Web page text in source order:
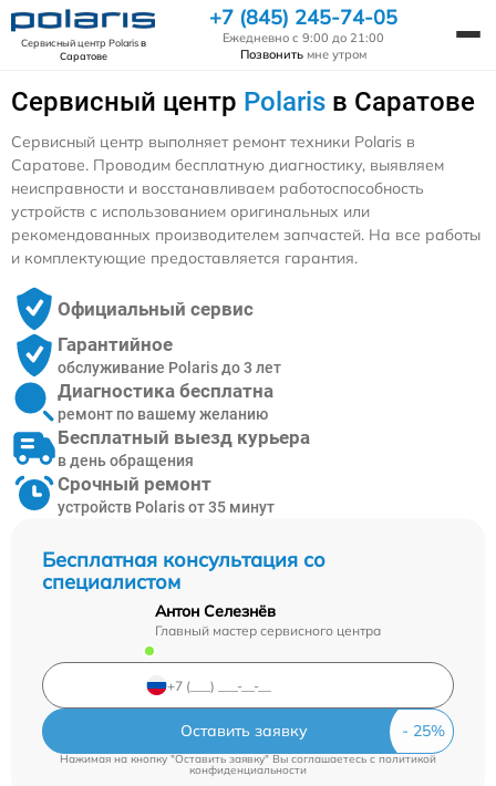
Сервисный центр Polarisв
Саратове
+7 (845) 245-74-05
Ежедневно с 9:00 до 21:00
Позвонить мне утром
Сервисный центр Polaris в Саратове
Бесплатная консультация со
специалистом
Антон Селезнёв
Главный мастер сервисного центра
Оставить заявку
Нажимая на кнопку "Оставить заявку" Вы соглашаетесь cполитикой
конфиденциальности
Сервисный центр выполняет ремонт техники Polaris в
Саратове. Проводим бесплатную диагностику, выявляем
неисправности и восстанавливаем работоспособность
устройств с использованием оригинальных или
рекомендованных производителем запчастей. На все работы
и комплектующие предоставляется гарантия.
Официальный сервис
Гарантийное
обслуживание Polaris до 3 лет
Диагностика бесплатна
ремонт по вашему желанию
Бесплатный выезд курьера
в день обращения
Срочный ремонт
устройств Polaris от 35 минут